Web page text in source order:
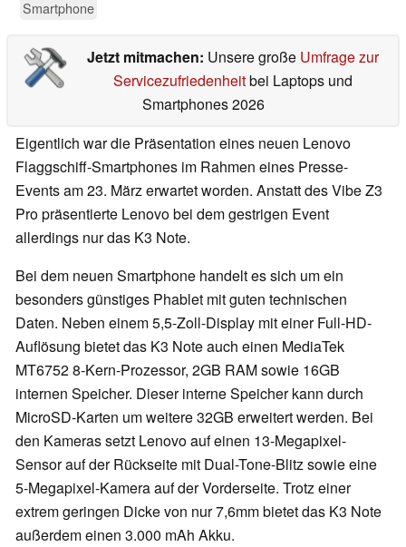
Smartphone
Jetzt mitmachen: Unsere große Umfrage zur
Servicezufriedenheitbei Laptops und
Smartphones 2026
Eigentlich war die Präsentation eines neuen Lenovo
Flaggschiff-Smartphones im Rahmen eines Presse-
Events am 23. März erwartet worden. Anstatt des Vibe Z3
Pro präsentierte Lenovo bei dem gestrigen Event
allerdings nur das K3 Note.
Bei dem neuen Smartphone handelt es sich um ein
besonders günstiges Phablet mit guten technischen
Daten. Neben einem 5,5-Zoll-Display mit einer Full-HD-
Auflösung bietet das K3 Note auch einen MediaTek
MT6752 8-Kern-Prozessor, 2GB RAM sowie 16GB
internen Speicher. Dieser interne Speicher kann durch
MicroSD-Karten um weitere 32GB erweitert werden. Bei
den Kameras setzt Lenovo auf einen 13-Megapixel-
Sensor auf der Rückseite mit Dual-Tone-Blitz sowie eine
5-Megapixel-Kamera auf der Vorderseite. Trotz einer
extrem geringen Dicke von nur 7,6mm bietet das K3 Note
außerdem einen 3.000 mAh Akku.